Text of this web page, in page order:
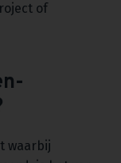
of
waarbij